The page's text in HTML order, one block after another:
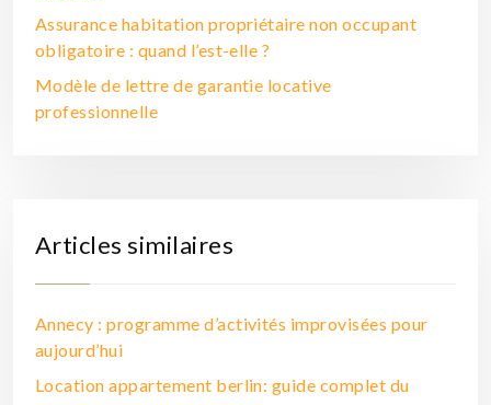
Assurance habitation propriétaire non occupant
obligatoire : quand l’est-elle ?
Modèle de lettre de garantie locative
professionnelle
Articles similaires
Annecy : programme d’activités improvisées pour
aujourd’hui
Location appartement berlin: guide complet du